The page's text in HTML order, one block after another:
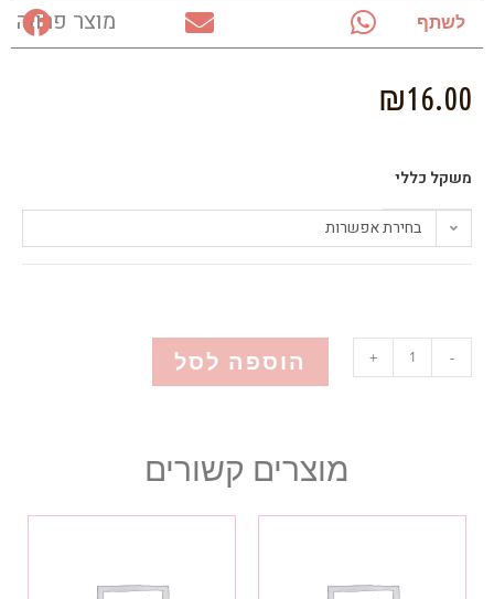
מוצר פרווה לשתף
₪16.00
משקל כללי
בחירת אפשרות
-
+ הוספה לסל
מוצרים קשורים